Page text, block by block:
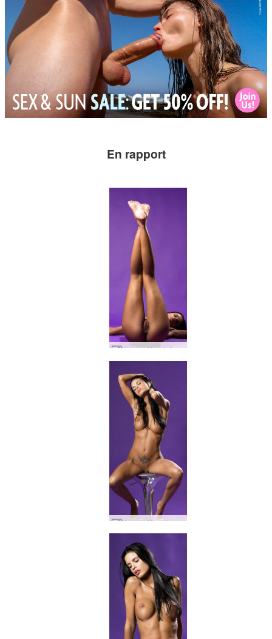
En rapport
Helena Karel violet #65
Helena Karel brume violette #87